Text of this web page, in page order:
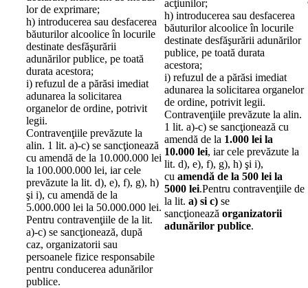
lor de exprimare;
h) introducerea sau desfacerea
băuturilor alcoolice în locurile
destinate desfăşurării
adunărilor publice, pe toată
durata acestora;
i) refuzul de a părăsi imediat
adunarea la solicitarea
organelor de ordine, potrivit
legii.
Contravenţiile prevăzute la
alin. 1 lit. a)-c) se sancţionează
cu amendă de la 10.000.000 lei
la 100.000.000 lei, iar cele
prevăzute la lit. d), e), f), g), h)
şi i), cu amendă de la
5.000.000 lei la 50.000.000 lei.
Pentru contravenţiile de la lit.
a)-c) se sancţionează, după
caz, organizatorii sau
persoanele fizice responsabile
pentru conducerea adunărilor
publice.
acţiunilor;
h) introducerea sau desfacerea
băuturilor alcoolice în locurile
destinate desfăşurării adunărilor
publice, pe toată durata
acestora;
i) refuzul de a părăsi imediat
adunarea la solicitarea organelor
de ordine, potrivit legii.
Contravenţiile prevăzute la alin.
1 lit. a)-c) se sancţionează cu
amendă de la 1.000 lei la
10.000 lei, iar cele prevăzute la
lit. d), e), f), g), h) şi i),
cu amendă de la 500 lei la
5000 lei.Pentru contravenţiile de
la lit. a) si c) se
sancţionează organizatorii
adunărilor publice.